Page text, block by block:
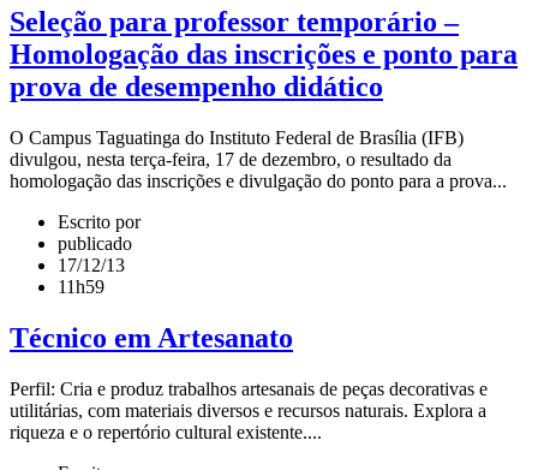
Seleção para professor temporário –
Homologação das inscrições e ponto para
prova de desempenho didático
O Campus Taguatinga do Instituto Federal de Brasília (IFB)
divulgou, nesta terça-feira, 17 de dezembro, o resultado da
homologação das inscrições e divulgação do ponto para a prova...
Escrito por
publicado
17/12/13
11h59
Técnico em Artesanato
Perfil: Cria e produz trabalhos artesanais de peças decorativas e
utilitárias, com materiais diversos e recursos naturais. Explora a
riqueza e o repertório cultural existente....